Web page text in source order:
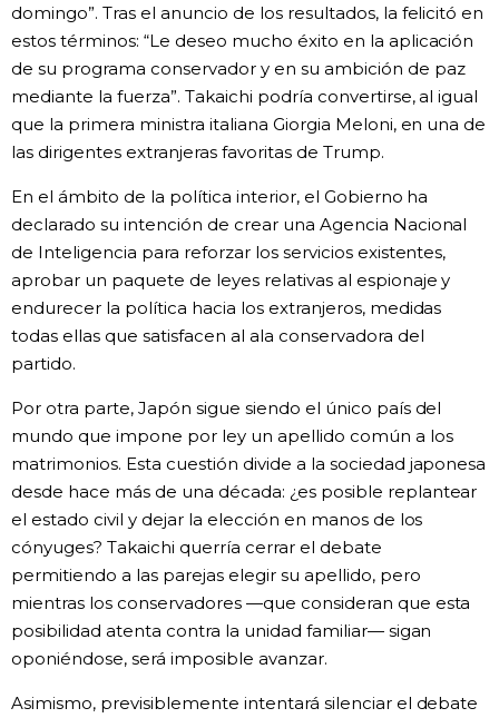
domingo”. Tras el anuncio de los resultados, la felicitó en
estos términos: “Le deseo mucho éxito en la aplicación
de su programa conservador y en su ambición de paz
mediante la fuerza”. Takaichi podría convertirse, al igual
que la primera ministra italiana Giorgia Meloni, en una de
las dirigentes extranjeras favoritas de Trump.
En el ámbito de la política interior, el Gobierno ha
declarado su intención de crear una Agencia Nacional
de Inteligencia para reforzar los servicios existentes,
aprobar un paquete de leyes relativas al espionaje y
endurecer la política hacia los extranjeros, medidas
todas ellas que satisfacen al ala conservadora del
partido.
Por otra parte, Japón sigue siendo el único país del
mundo que impone por ley un apellido común a los
matrimonios. Esta cuestión divide a la sociedad japonesa
desde hace más de una década: ¿es posible replantear
el estado civil y dejar la elección en manos de los
cónyuges? Takaichi querría cerrar el debate
permitiendo a las parejas elegir su apellido, pero
mientras los conservadores —que consideran que esta
posibilidad atenta contra la unidad familiar— sigan
oponiéndose, será imposible avanzar.
Asimismo, previsiblemente intentará silenciar el debate